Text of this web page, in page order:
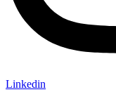
Linkedin